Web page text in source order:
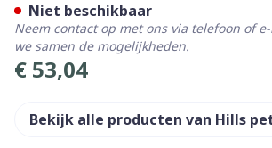
€ 53,04
Niet beschikbaar
Neem contact op met ons via telefoon of
we samen de mogelijkheden.
Bekijk alle producten van Hills